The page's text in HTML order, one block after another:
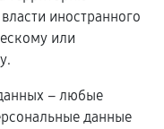
иностранного
или
– любые
данные